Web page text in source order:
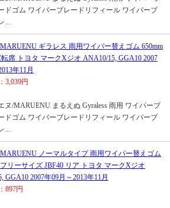
ドゴム ワイパーブレードリフィール ワイパーブ
...
ギラレス 雨用ワイパー替えゴム 650mm
席 トヨタ マークXジオ ANA10/15, GGA10 2007
年11月
3,039円
ヌ/MARUENU まるえぬ Gyraless 雨用 ワイパーブ
ドゴム ワイパーブレードリフィール ワイパーブ
...
ノーマルタイプ 雨用ワイパー替えゴム
フリーサイズ JBF40 リア トヨタ マークXジオ
GGA10 2007年09月～2013年11月
897円